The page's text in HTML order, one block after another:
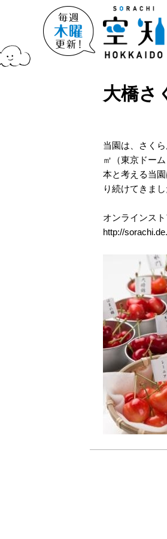
大橋さ
当園は、さく
㎡（東京ドー
本と考える当
り続けてきま
オンラインス
http://